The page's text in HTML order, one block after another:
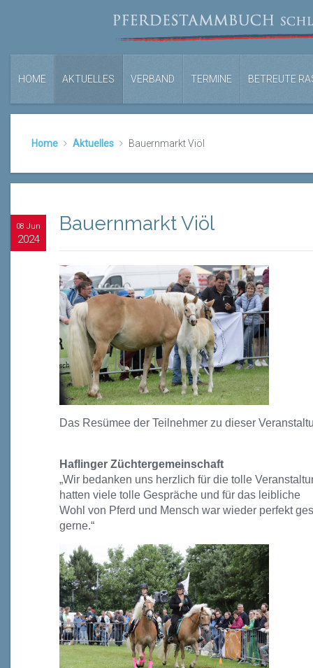
HOME AKTUELLES VERBAND TERMINE BETREUTE
Home Aktuelles Bauernmarkt Viöl
08 Jun
2024
Bauernmarkt Viöl
Das Resümee der Teilnehmer zu dieser
Haflinger Züchtergemeinschaft
„Wir bedanken uns herzlich für die tolle
hatten viele tolle Gespräche und für das leibliche
Wohl von Pferd und Mensch war wieder perfekt
gerne.“